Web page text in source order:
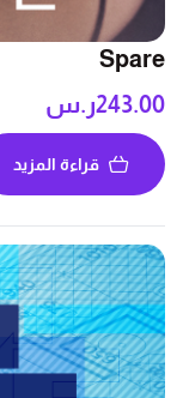
Spare
ر.س243.00
قراءة المزيد